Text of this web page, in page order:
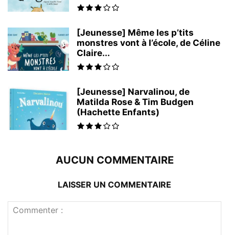
[Jeunesse] Même les p’tits
monstres vont à l’école, de Céline
Claire...
[Jeunesse] Narvalinou, de
Matilda Rose & Tim Budgen
(Hachette Enfants)
AUCUN COMMENTAIRE
LAISSER UN COMMENTAIRE